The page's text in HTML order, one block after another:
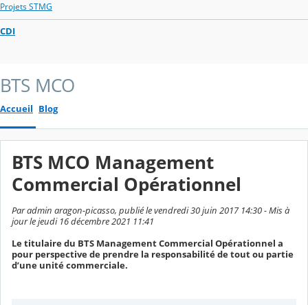
Projets STMG
CDI
BTS MCO
Accueil Blog
BTS MCO Management
Commercial Opérationnel
Par admin aragon-picasso, publié le vendredi 30 juin 2017 14:30 - Mis à
jour le jeudi 16 décembre 2021 11:41
Le titulaire du BTS Management Commercial Opérationnel a
pour perspective de prendre la responsabilité de tout ou partie
d’une unité commerciale.